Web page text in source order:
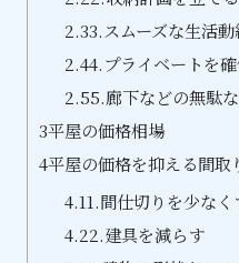
2.33.スムーズな生活動
2.44.プライベートを
2.55.廊下などの無駄
3平屋の価格相場
4平屋の価格を抑える間取
4.11.間仕切りを少なく
4.22.建具を減らす